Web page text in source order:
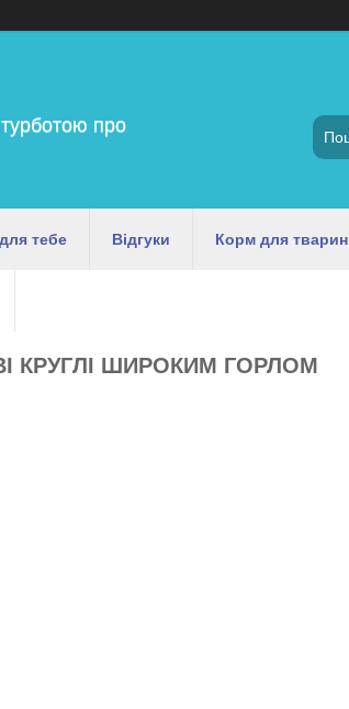
про
тебе Відгуки Корм для тварин
КРУГЛІ ШИРОКИМ ГОРЛОМ